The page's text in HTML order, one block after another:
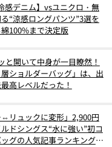
感デニム】vsユニクロ・無
“涼感ロングパンツ”3選を
100%まで決定版
と開いて中身が一目瞭然！
ショルダーバッグ」は、出
高レベルだった！
リュックに変形」2,900円
ドシングス“水に強い”初コ
グの人気記事ランキングベ